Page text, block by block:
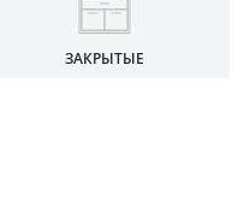
ЗАКРЫТЫЕ